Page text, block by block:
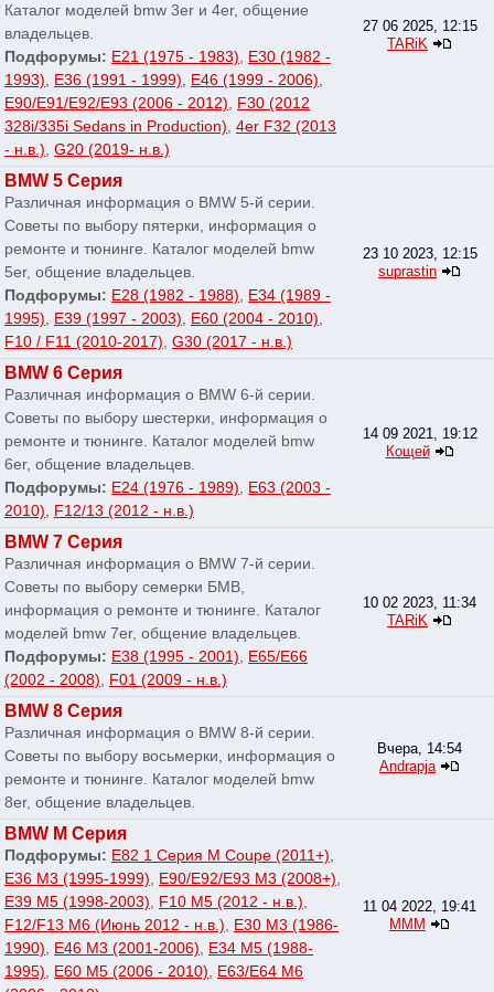
Каталог моделей bmw 3er и 4er, общение
владельцев.
Подфорумы: E21 (1975 - 1983), E30 (1982 -
1993), E36 (1991 - 1999), E46 (1999 - 2006),
E90/E91/E92/E93 (2006 - 2012), F30 (2012
328i/335i Sedans in Production), 4er F32 (2013
- н.в.), G20 (2019- н.в.)
27 06 2025, 12:15
TARiK
BMW 5 Серия
Различная информация о BMW 5-й серии.
Советы по выбору пятерки, информация о
ремонте и тюнинге. Каталог моделей bmw
5er, общение владельцев.
Подфорумы: E28 (1982 - 1988), E34 (1989 -
1995), E39 (1997 - 2003), E60 (2004 - 2010),
F10 / F11 (2010-2017), G30 (2017 - н.в.)
23 10 2023, 12:15
suprastin
BMW 6 Серия
Различная информация о BMW 6-й серии.
Советы по выбору шестерки, информация о
ремонте и тюнинге. Каталог моделей bmw
6er, общение владельцев.
Подфорумы: E24 (1976 - 1989), E63 (2003 -
2010), F12/13 (2012 - н.в.)
14 09 2021, 19:12
Кощей
BMW 7 Серия
Различная информация о BMW 7-й серии.
Советы по выбору семерки БМВ,
информация о ремонте и тюнинге. Каталог
моделей bmw 7er, общение владельцев.
Подфорумы: E38 (1995 - 2001), E65/E66
(2002 - 2008), F01 (2009 - н.в.)
10 02 2023, 11:34
TARiK
BMW 8 Серия
Различная информация о BMW 8-й серии.
Советы по выбору восьмерки, информация о
ремонте и тюнинге. Каталог моделей bmw
8er, общение владельцев.
Вчера, 14:54
Andrapja
BMW M Серия
Подфорумы: E82 1 Серия M Coupe (2011+),
E36 M3 (1995-1999), E90/E92/E93 M3 (2008+),
E39 M5 (1998-2003), F10 M5 (2012 - н.в.),
F12/F13 M6 (Июнь 2012 - н.в.), E30 M3 (1986-
1990), E46 M3 (2001-2006), E34 M5 (1988-
1995), E60 M5 (2006 - 2010), E63/E64 M6
11 04 2022, 19:41
МММ